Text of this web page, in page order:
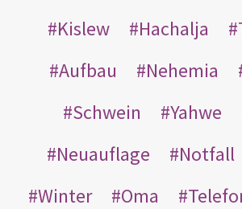
Kislew
Hachalja
Aufbau
Nehemia
Schwein
Yahwe
Neuauflage
Notfall
Winter
Oma